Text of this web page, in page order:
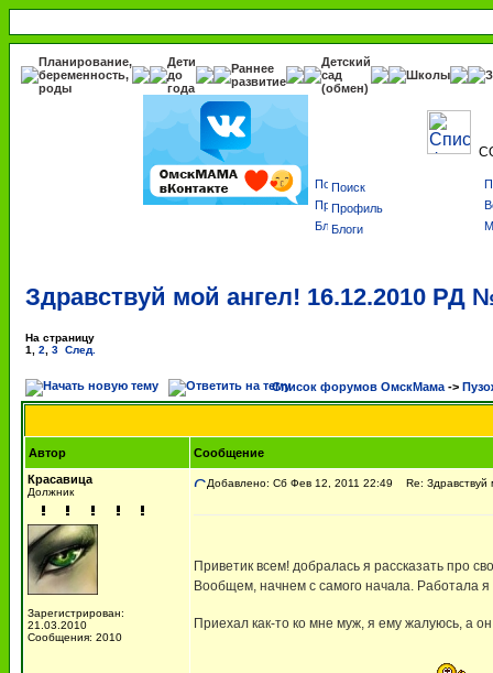
Планирование,
беременность,
роды
Дети
до
года
Раннее
развитие
Детский
сад
(обмен)
Школы
Поиск
Профиль
Блоги
Здравствуй мой ангел! 16.12.2010 РД
На страницу
1
2 3 След.
Список форумов ОмскМама ->
Автор
Сообщение
Красавица
Должник
Зарегистрирован:
21.03.2010
Сообщения: 2010
Добавлено: Сб Фев 12, 2011 22:49 Re:
Приветик всем! добралась я рассказать про
Вообщем, начнем с самого начала. Работала
Приехал как-то ко мне муж, я ему жалуюсь, а